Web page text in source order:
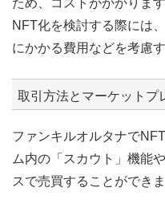
NFT化を検討する際には
にかかる費用などを考慮
取引方法とマーケットプ
ファンキルオルタナで
ム内の「スカウト」機能
スで売買することができま